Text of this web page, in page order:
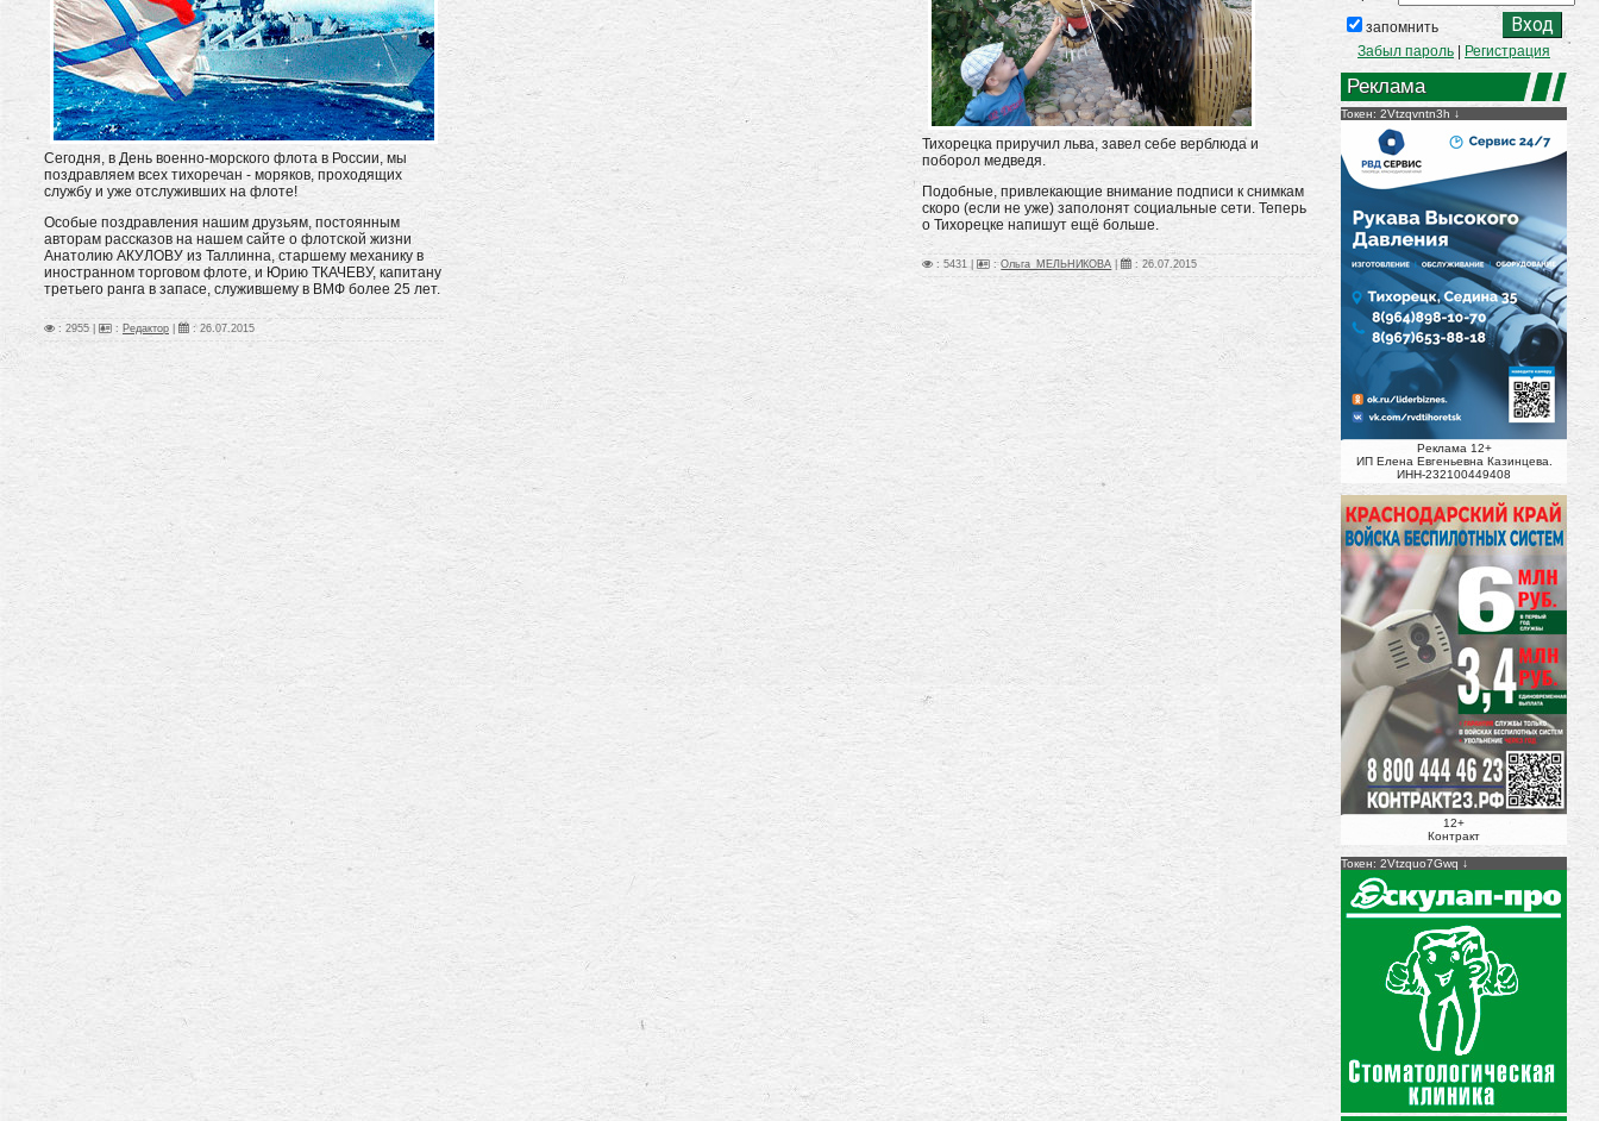
запомнить
Забыл пароль
Регистрация
Реклама
Токен: 2Vtzqvntn3h
Реклама 12+
ИП Елена Евгеньевна Казинцева.
ИНН-232100449408
12+
Контракт
Токен: 2Vtzquo7Gwq
Сегодня, в День военно-морского флота в России, мы
поздравляем всех тихоречан - моряков, проходящих
службу и уже отслуживших на флоте!
Особые поздравления нашим друзьям, постоянным
авторам рассказов на нашем сайте о флотской жизни
Анатолию АКУЛОВУ из Таллинна, старшему механику в
иностранном торговом флоте, и Юрию ТКАЧЕВУ, капитану
третьего ранга в запасе, служившему в ВМФ более 25 лет.
: 2955 | : Редактор : 26.07.2015
Тихорецка приручил льва, завел себе верблюда и
поборол медведя.
Подобные, привлекающие внимание подписи к снимкам
скоро (если не уже) заполонят социальные сети. Теперь
о Тихорецке напишут ещё больше.
: 5431 | :Ольга_МЕЛЬНИКОВА | :26.07.2015